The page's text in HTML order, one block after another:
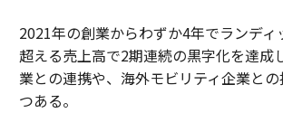
2021年の創業からわずか4年でランディ
超える売上高で2期連続の黒字化を達成
業との連携や、海外モビリティ企業と
つある。